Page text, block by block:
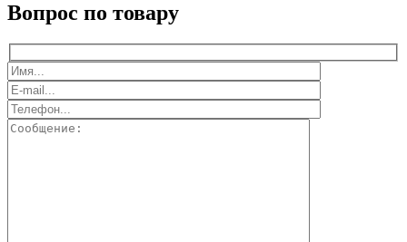
Вопрос по товару